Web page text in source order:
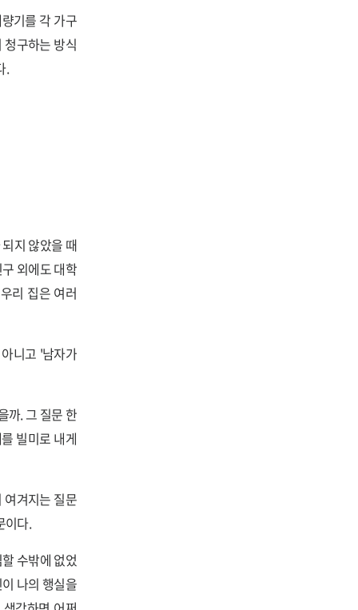
기를 각 가구
구하는 방식
.
지 않았을 때
외에도 대학
리 집은 여러
니고 '남자가
까. 그 질문 한
빌미로 내게
여겨지는 질문
이다.
수밖에 없었
나의 행실을